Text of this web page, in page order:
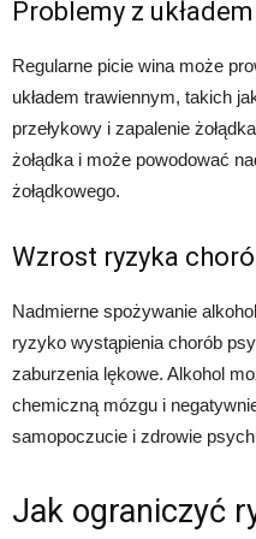
Problemy z
Regularne picie wina może
układem trawiennym, takich
przełykowy i zapalenie
żołądka i może powodować
żołądkowego.
Wzrost ryzyka
Nadmierne spożywanie
ryzyko wystąpienia chorób
zaburzenia lękowe. Alkohol
chemiczną mózgu i
samopoczucie i zdrowie
Jak ograniczyć